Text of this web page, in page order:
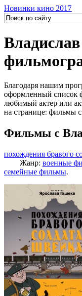
Новинки кино 2017
Благодаря нашим
оформленный список
любимый актер или
на странице: фильмы с
Фильмы с
похождения бравого
Жанр: военные
семейные фильмы.